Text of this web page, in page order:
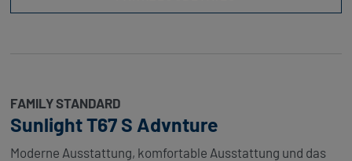
FAMILY STANDARD
Sunlight T67 S Advnture
Moderne Ausstattung, komfortable Ausstattung und das